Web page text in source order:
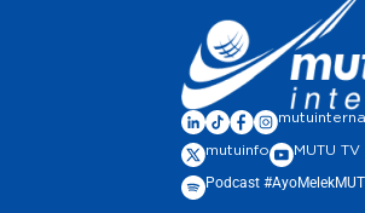
mutuinfo MUTU TV
Podcast